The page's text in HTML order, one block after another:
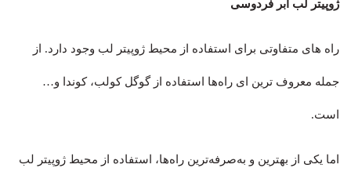
ژوپیتر لب ابر فردوسی
راه های متفاوتی برای استفاده از محیط ژوپیتر لب وجود دارد. از
جمله معروف ترین ای راه‌ها استفاده از گوگل کولب، کوندا و…
است.
اما یکی از بهترین و به‌صرفه‌ترین راه‌ها، استفاده از محیط ژوپیتر لب